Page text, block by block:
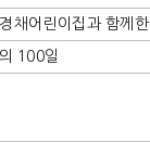
채어린이집과 함께
100일